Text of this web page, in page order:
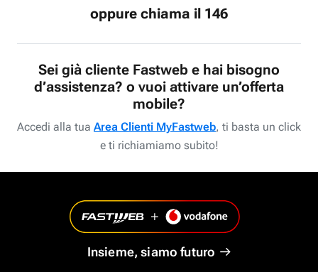
oppure chiama il 146
Sei già cliente Fastweb e hai bisogno
d’assistenza? o vuoi attivare un’offerta
mobile?
Accedi alla tua Area Clienti MyFastweb, ti basta un click
e ti richiamiamo subito!
Insieme, siamo futuro